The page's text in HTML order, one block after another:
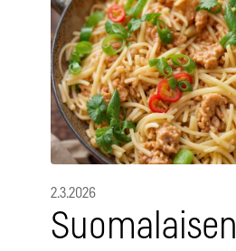
2.3.2026
Suomalaisen